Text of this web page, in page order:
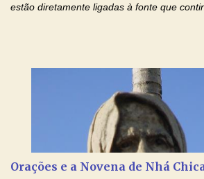
estão diretamente ligadas à fonte que
ensanguentadas, chagadas e abertas,
momento. Sinto-me completamente sem
carregando as minhas cruzes. Preciso que
Tuas Mãos, que suportaram a mais
pregadas na Cruz, reergam-me e curem-
peço somente por mim, mas também por
amo. Nós precisamos desesperadamente
Orações e a Novena de Nhá